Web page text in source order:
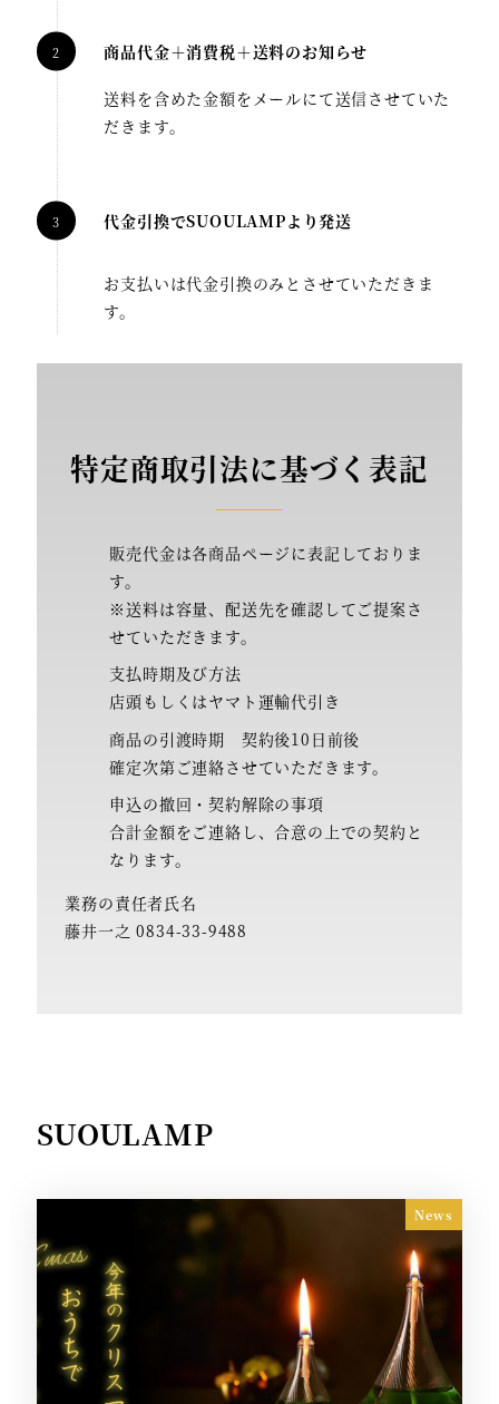
商品代金＋消費税＋送料のお知らせ
送料を含めた金額をメールにて送信させていた
だきます。
代金引換でSUOULAMPより発送
お支払いは代金引換のみとさせていただきま
す。
特定商取引法に基づく表記
販売代金は各商品ページに表記しておりま
す。
※送料は容量、配送先を確認してご提案さ
せていただきます。
支払時期及び方法
店頭もしくはヤマト運輸代引き
商品の引渡時期 契約後10日前後
確定次第ご連絡させていただきます。
申込の撤回・契約解除の事項
合計金額をご連絡し、合意の上での契約と
なります。
業務の責任者氏名
藤井一之 0834-33-9488
SUOULAMP
News